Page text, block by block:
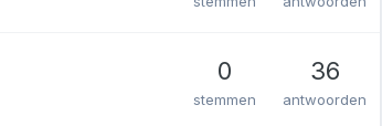
0
stemmen
36
antwoorden